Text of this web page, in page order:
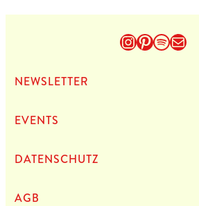
Instagram
Pinterest
Spotify
E-Mail
NEWS­LET­TER
EVENTS
DATEN­SCHUTZ
AGB